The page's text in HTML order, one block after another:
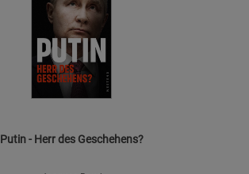
Putin - Herr des Geschehens?